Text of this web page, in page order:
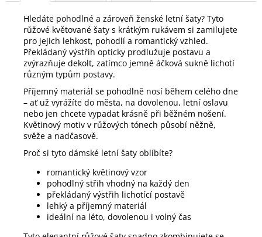
Hledáte pohodlné a zároveň ženské letní šaty? Tyto
růžové květované šaty s krátkým rukávem si zamilujete
pro jejich lehkost, pohodlí a romantický vzhled.
Překládaný výstřih opticky prodlužuje postavu a
zvýrazňuje dekolt, zatímco jemně áčková sukně lichotí
různým typům postavy.
Příjemný materiál se pohodlně nosí během celého dne
– ať už vyrážíte do města, na dovolenou, letní oslavu
nebo jen chcete vypadat krásně při běžném nošení.
Květinový motiv v růžových tónech působí něžně,
svěže a nadčasově.
Proč si tyto dámské letní šaty oblíbíte?
romantický květinový vzor
pohodlný střih vhodný na každý den
překládaný výstřih lichotící postavě
lehký a příjemný materiál
ideální na léto, dovolenou i volný čas